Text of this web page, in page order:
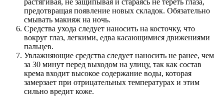
предотвращая появление новых складок. Обязательно
смывать макияж на ночь.
Средства ухода следует наносить на косточку, что
вокруг глаз, легкими, едва касающимися движениями
пальцев.
Увлажняющие средства следует наносить не ранее, чем
за 30 минут перед выходом на улицу, так как состав
крема входит высокое содержание воды, которая
замерзает при отрицательных температурах и этим
сильно вредит коже.